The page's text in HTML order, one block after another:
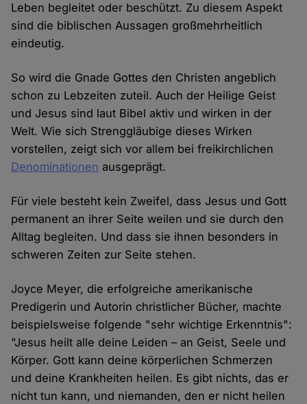
Leben begleitet oder beschützt. Zu diesem Aspekt
sind die biblischen Aussagen großmehrheitlich
eindeutig.
So wird die Gnade Gottes den Christen angeblich
schon zu Lebzeiten zuteil. Auch der Heilige Geist
und Jesus sind laut Bibel aktiv und wirken in der
Welt. Wie sich Strenggläubige dieses Wirken
vorstellen, zeigt sich vor allem bei freikirchlichen
Denominationen ausgeprägt.
Für viele besteht kein Zweifel, dass Jesus und Gott
permanent an ihrer Seite weilen und sie durch den
Alltag begleiten. Und dass sie ihnen besonders in
schweren Zeiten zur Seite stehen.
Joyce Meyer, die erfolgreiche amerikanische
Predigerin und Autorin christlicher Bücher, machte
beispielsweise folgende "sehr wichtige Erkenntnis":
"Jesus heilt alle deine Leiden – an Geist, Seele und
Körper. Gott kann deine körperlichen Schmerzen
und deine Krankheiten heilen. Es gibt nichts, das er
nicht tun kann, und niemanden, den er nicht heilen